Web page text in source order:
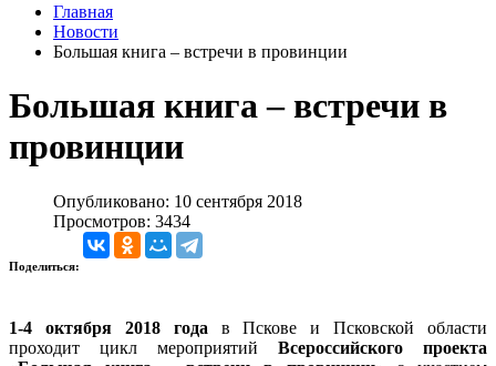
Главная
Новости
Большая книга – встречи в провинции
Большая книга – встречи в
провинции
Опубликовано: 10 сентября 2018
Просмотров: 3434
Поделиться:
1-4 октября 2018 года в Пскове и Псковской области
проходит цикл мероприятий Всероссийского проекта